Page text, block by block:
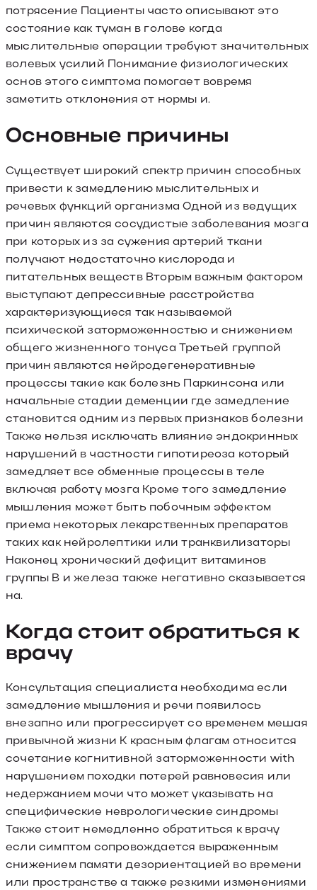
потрясение Пациенты часто описывают это
состояние как туман в голове когда
мыслительные операции требуют значительных
волевых усилий Понимание физиологических
основ этого симптома помогает вовремя
заметить отклонения от нормы и.
Основные причины
Существует широкий спектр причин способных
привести к замедлению мыслительных и
речевых функций организма Одной из ведущих
причин являются сосудистые заболевания мозга
при которых из за сужения артерий ткани
получают недостаточно кислорода и
питательных веществ Вторым важным фактором
выступают депрессивные расстройства
характеризующиеся так называемой
психической заторможенностью и снижением
общего жизненного тонуса Третьей группой
причин являются нейродегенеративные
процессы такие как болезнь Паркинсона или
начальные стадии деменции где замедление
становится одним из первых признаков болезни
Также нельзя исключать влияние эндокринных
нарушений в частности гипотиреоза который
замедляет все обменные процессы в теле
включая работу мозга Кроме того замедление
мышления может быть побочным эффектом
приема некоторых лекарственных препаратов
таких как нейролептики или транквилизаторы
Наконец хронический дефицит витаминов
группы B и железа также негативно сказывается
на.
Когда стоит обратиться к
врачу
Консультация специалиста необходима если
замедление мышления и речи появилось
внезапно или прогрессирует со временем мешая
привычной жизни К красным флагам относится
сочетание когнитивной заторможенности with
нарушением походки потерей равновесия или
недержанием мочи что может указывать на
специфические неврологические синдромы
Также стоит немедленно обратиться к врачу
если симптом сопровождается выраженным
снижением памяти дезориентацией во времени
или пространстве а также резкими изменениями